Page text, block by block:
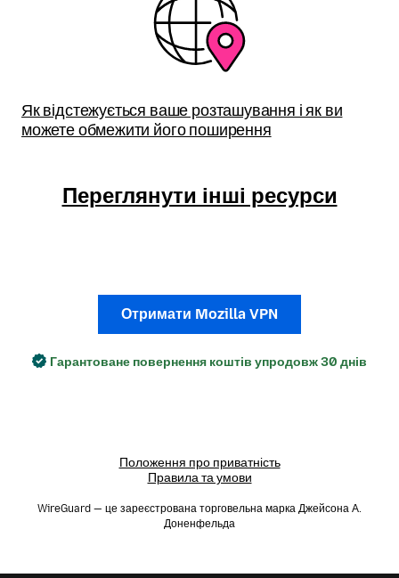
Як відстежується ваше розташування і як ви
можете обмежити його поширення
Переглянути інші ресурси
Отримати Mozilla VPN
Гарантоване повернення коштів упродовж 30 днів
Положення про приватність
Правила та умови
WireGuard — це зареєстрована торговельна марка Джейсона А.
Доненфельда